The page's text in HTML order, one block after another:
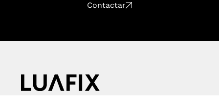
Contactar